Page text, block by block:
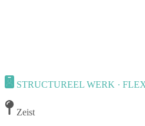
STRUCTUREEL WERK ·
Zeist